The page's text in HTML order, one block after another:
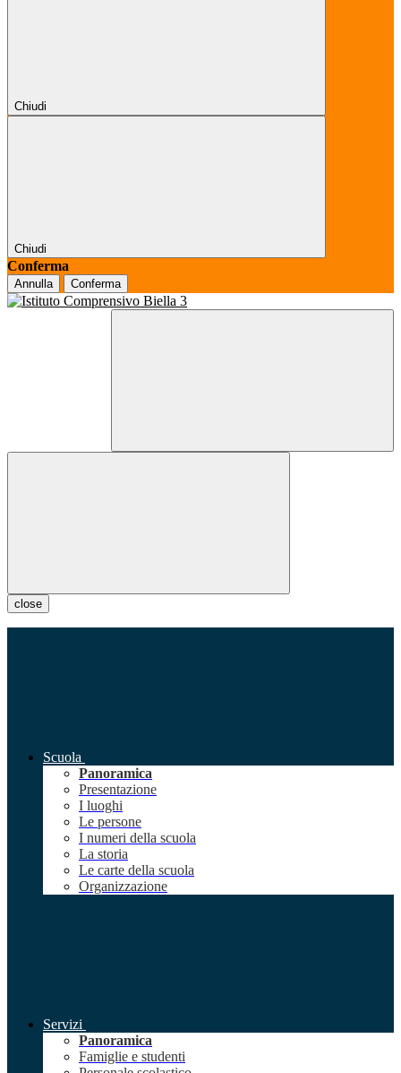
Chiudi
Chiudi
Conferma
Annulla Conferma
close
Scuola
Panoramica
Presentazione
I luoghi
Le persone
I numeri della scuola
La storia
Le carte della scuola
Organizzazione
Servizi
Panoramica
Famiglie e studenti